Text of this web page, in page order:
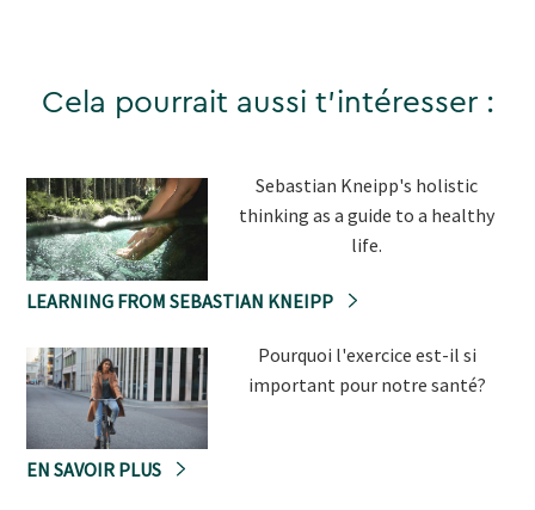
Cela pourrait aussi t'intéresser :
Sebastian Kneipp's holistic
thinking as a guide to a healthy
life.
LEARNING FROM SEBASTIAN KNEIPP
Pourquoi l'exercice est-il si
important pour notre santé?
EN SAVOIR PLUS